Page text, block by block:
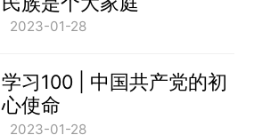
2023-01-28
学习100 | 中国共产党的初
心使命
2023-01-28